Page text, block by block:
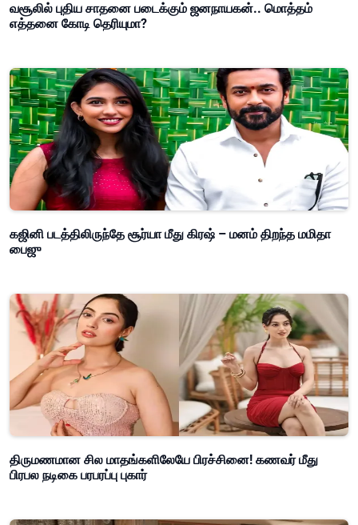
வசூலில் புதிய சாதனை படைக்கும் ஜனநாயகன்.. மொத்தம்
எத்தனை கோடி தெரியுமா?
கஜினி படத்திலிருந்தே சூர்யா மீது கிரஷ் – மனம் திறந்த மமிதா
பைஜு
திருமணமான சில மாதங்களிலேயே பிரச்சினை! கணவர் மீது
பிரபல நடிகை பரபரப்பு புகார்